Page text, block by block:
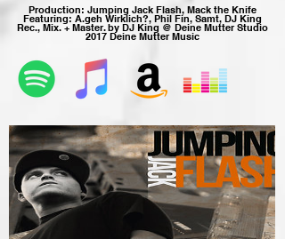
Production: Jumping Jack Flash, Mack the Knife
Featuring: A.geh Wirklich?, Phil Fin, Samt, DJ King
Rec., Mix. + Master. by DJ King @ Deine Mutter Studio
2017 Deine Mutter Music